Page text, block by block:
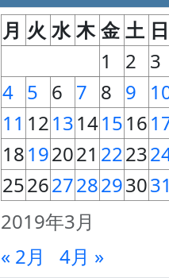
2019年3月
月 火 水 木 金 土 日
1
2 3
4 5 6 7 8 9
11 1213141516
18192021 2223
25262728293031
« 2月 4月 »